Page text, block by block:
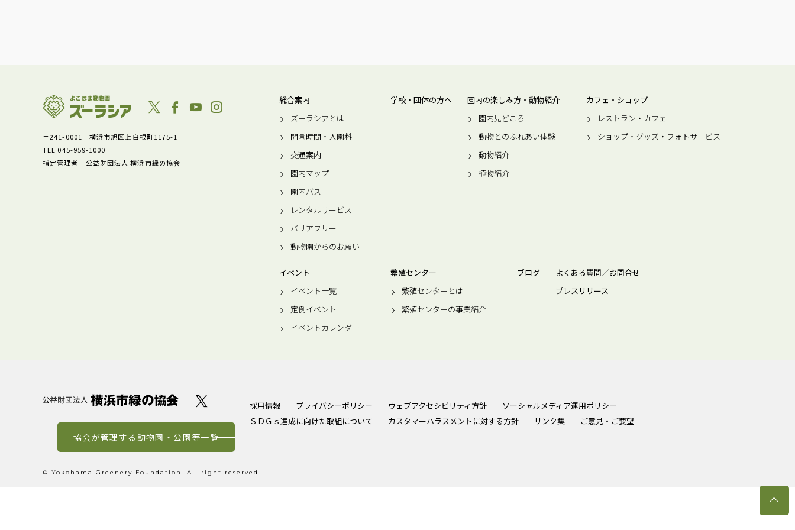
〒241-0001 横浜市旭区上白根町1175-1
TEL 045-959-1000
指定管理者｜公益財団法人 横浜市緑の協会
総合案内
ズーラシアとは
開園時間・入園料
交通案内
園内マップ
園内バス
レンタルサービス
バリアフリー
動物園からのお願い
学校・団体の方へ
園内の楽しみ方・動物紹介
園内見どころ
動物とのふれあい体験
動物紹介
植物紹介
カフェ・ショップ
レストラン・カフェ
ショップ・グッズ・フォトサービス
イベント
イベント一覧
定例イベント
イベントカレンダー
繁殖センター
繁殖センターとは
繁殖センターの事業紹介
ブログ
よくある質問／お問合せ
プレスリリース
協会が管理する動物園・公園等一覧
採用情報 プライバシーポリシー ウェブアクセシビリティ方針
ソーシャルメディア運用ポリシー
ＳＤＧｓ達成に向けた取組について
カスタマーハラスメントに対する方針 リンク集 ご意見・ご要望
© Yokohama Greenery Foundation. All right reserved.